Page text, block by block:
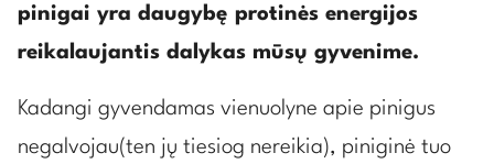
pinigai yra daugybę protinės energijos
reikalaujantis dalykas mūsų gyvenime.
Kadangi gyvendamas vienuolyne apie pinigus
negalvojau(ten jų tiesiog nereikia), piniginė tuo